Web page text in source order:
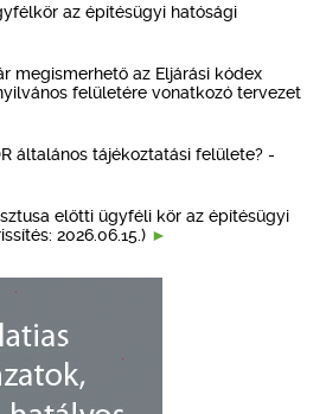
az építésügyi hatósági
megismerhető az Eljárási kódex
felületére vonatkozó tervezet
általános tájékoztatási felülete? -
előtti ügyféli kör az építésügyi
2026.06.15.)